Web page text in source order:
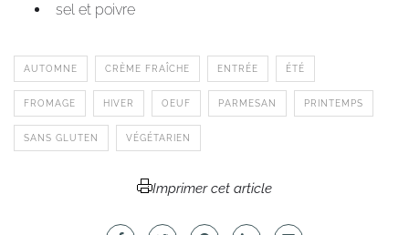
sel et poivre
AUTOMNE CRÈME FRAÎCHE ENTRÉE ÉTÉ
FROMAGE HIVER OEUF PARMESAN PRINTEMPS
SANS GLUTEN VÉGÉTARIEN
Imprimer cet article